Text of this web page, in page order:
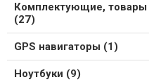
Комплектующие, товары
(27)
GPS навигаторы (1)
Ноутбуки (9)